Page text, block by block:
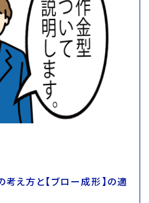
考え方と【ブロー成形】の適